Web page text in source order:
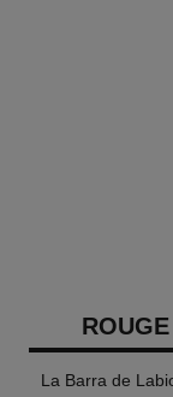
La Barra de